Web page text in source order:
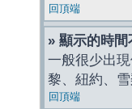
回頂端
» 顯示的時間
一般很少出
黎、紐約、
回頂端